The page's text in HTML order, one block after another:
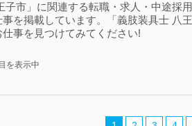
子市」に関連する転職・求人・中途採
を掲載しています。「義肢装具士 八
事を見つけてみてください!
を表示中